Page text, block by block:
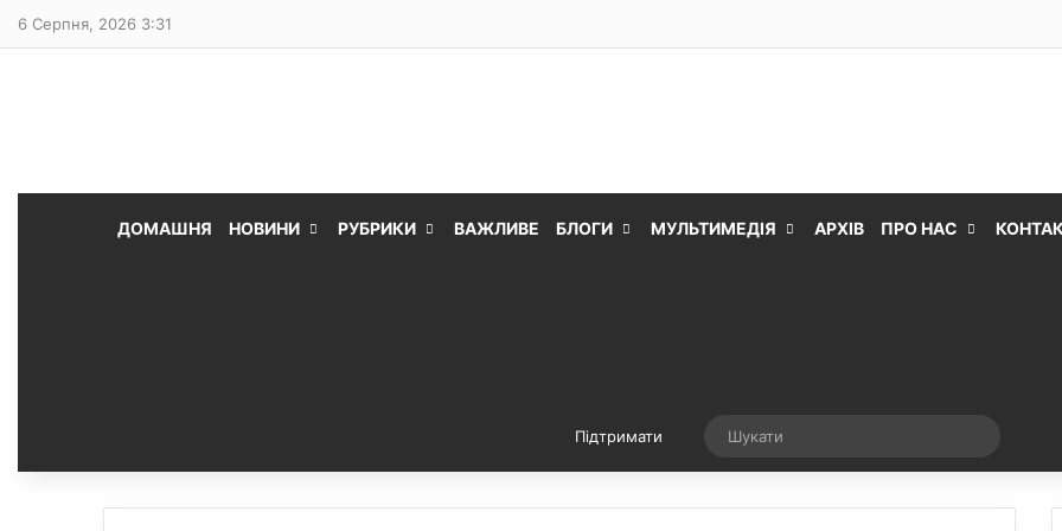
6 Серпня, 2026 3:31
ДОМАШНЯ НОВИНИ РУБРИКИ ВАЖЛИВЕ БЛОГИ МУЛЬТИМЕДІЯ АРХІВ ПРО НАС
Підтримати Випадкова стаття